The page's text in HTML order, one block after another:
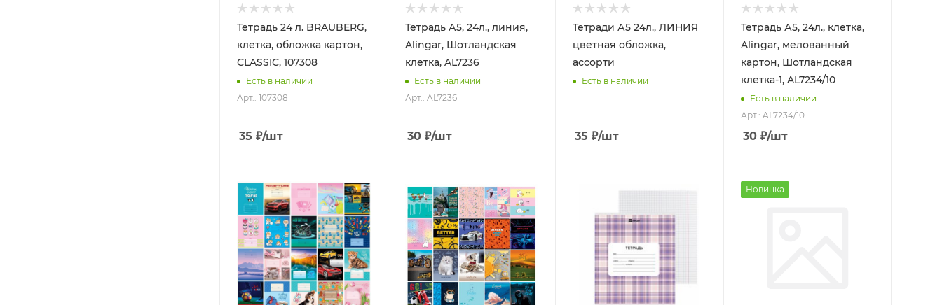
Тетрадь 24 л. BRAUBERG,
клетка, обложка картон,
CLASSIC, 107308
Есть в наличии
Арт.: 107308
35 ₽/шт
Тетрадь А5, 24л., линия,
Alingar, Шотландская
клетка, AL7236
Есть в наличии
Арт.: AL7236
30₽/шт
Тетради А5 24л., ЛИНИЯ
цветная обложка,
ассорти
Есть в наличии
35 ₽/шт
Тетрадь А5, 24л., клетка,
Alingar, мелованный
картон, Шотландская
клетка-1, AL7234/10
Есть в наличии
Арт.: AL7234/10
30₽/шт
Новинка